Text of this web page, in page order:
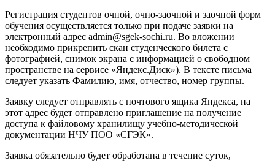
Регистрация студентов очной, очно-заочной и заочной форм
обучения осуществляется только при подаче заявки на
электронный адрес admin@sgek-sochi.ru. Во вложении
необходимо прикрепить скан студенческого билета с
фотографией, снимок экрана с информацией о свободном
пространстве на сервисе «Яндекс.Диск»). В тексте письма
следует указать Фамилию, имя, отчество, номер группы.
Заявку следует отправлять с почтового ящика Яндекса, на
этот адрес будет отправлено приглашение на получение
доступа к файловому хранилищу учебно-методической
документации НЧУ ПОО «СГЭК».
Заявка обязательно будет обработана в течение суток,